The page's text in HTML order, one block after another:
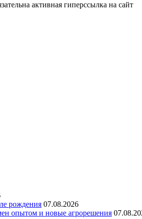
активная гиперссылка на сайт
рождения 07.08.2026
опытом и новые агрорешения